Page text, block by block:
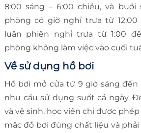
8:00 sáng – 6:00 chiều, và buổi
phòng có giờ nghỉ trưa từ 12:00
luân phiên nghỉ trưa từ 1:00
phòng không làm việc vào cuối
Về sử dụng hồ bơi
Hồ bơi mở cửa từ 9 giờ sáng đến
nhu cầu sử dụng suốt cả ngày.
và vệ sinh, học viên chỉ được
mặc đồ bơi đúng chất liệu và